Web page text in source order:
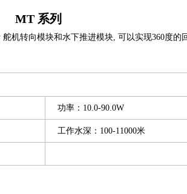
MT 系列
机转向模块和水下推进模块, 可以实现360度的
功率：10.0-90.0W
工作水深：100-11000米